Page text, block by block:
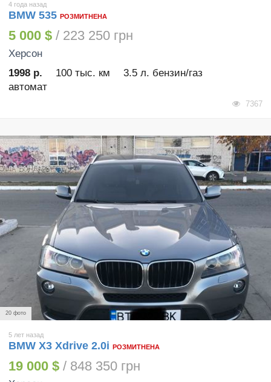
4 года назад
BMW 535 РОЗМИТНЕНА
5 000 $ / 223 250 грн
Херсон
1998 р.
100 тыс. км
3.5 л. бензин/газ
автомат
7367
20 фото
5 лет назад
BMW X3 Xdrive 2.0i РОЗМИТНЕНА
19 000 $ / 848 350 грн